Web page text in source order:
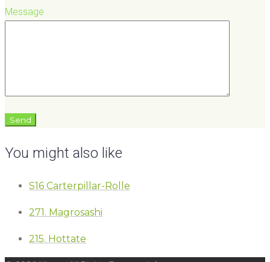
Message
You might also like
S16 Carterpillar-Rolle
271. Magrosashi
215. Hottate